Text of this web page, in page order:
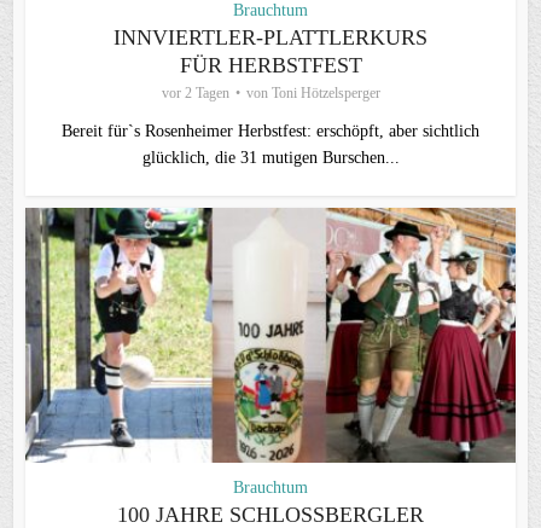
Brauchtum
INNVIERTLER-PLATTLERKURS
FÜR HERBSTFEST
vor 2 Tagen von Toni Hötzelsperger
Bereit für`s Rosenheimer Herbstfest: erschöpft, aber sichtlich
glücklich, die 31 mutigen Burschen...
Brauchtum
100 JAHRE SCHLOSSBERGLER D